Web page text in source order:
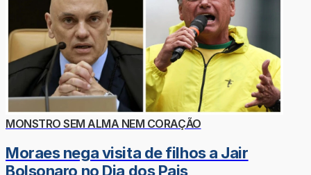
MONSTRO SEM ALMA NEM CORAÇÃO
Moraes nega visita de filhos a Jair
Bolsonaro no Dia dos Pais